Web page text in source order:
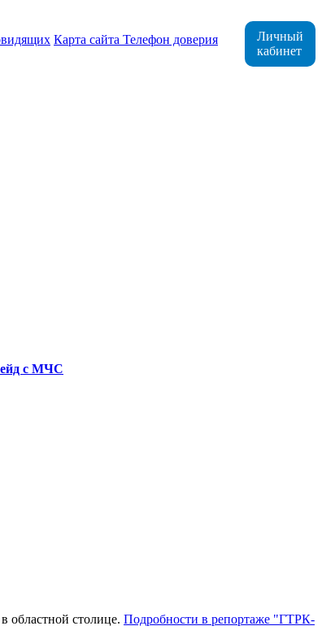
Личный
кабинет
Карта сайта Телефон доверия
с МЧС
областной столице. Подробности в репортаже "ГТРК-